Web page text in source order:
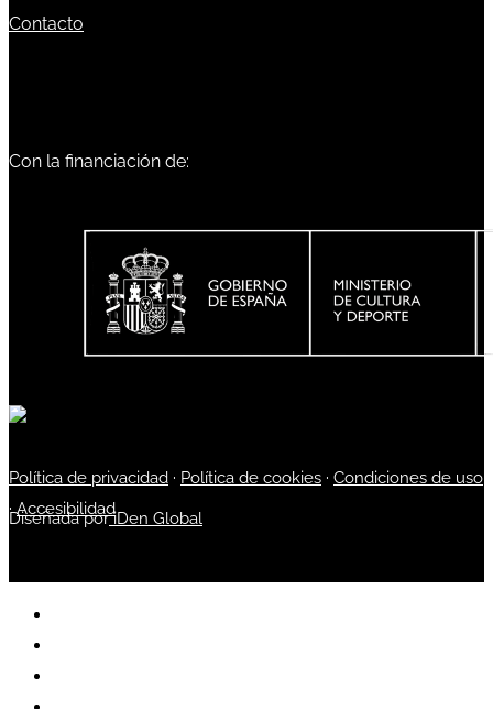
Contacto
Con la financiación de:
Política de privacidad · Política de cookies · Condiciones de uso
·Accesibilidad
Diseñada poriDen Global